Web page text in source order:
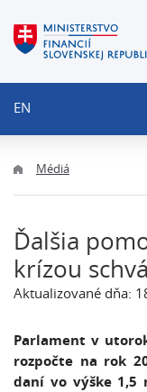
EN
Médiá
Ďalšia
krízou
Aktualizované dňa:
Parlament v
rozpočte na rok
daní vo výške